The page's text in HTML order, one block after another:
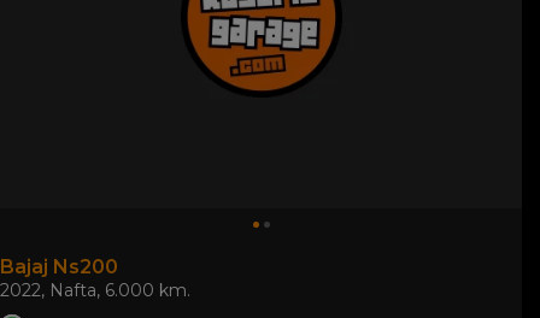
Bajaj Ns200
2022, Nafta, 6.000 km.